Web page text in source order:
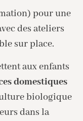
pour une
des ateliers
sur place.
aux enfants
domestiques
biologique
dans la